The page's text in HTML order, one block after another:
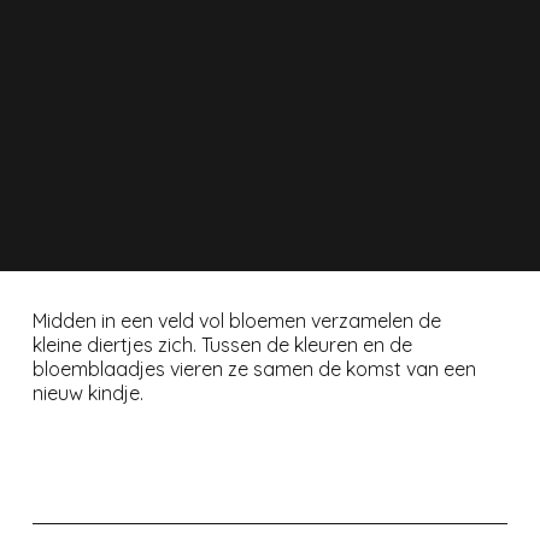
Midden in een veld vol bloemen verzamelen de
kleine diertjes zich. Tussen de kleuren en de
bloemblaadjes vieren ze samen de komst van een
nieuw kindje.